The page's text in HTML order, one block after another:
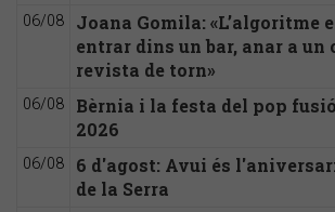
06/08
Joana Gomila: «L’algoritme
entrar dins un bar, anar a un
revista de torn»
06/08
Bèrnia i la festa del pop
2026
06/08
6 d'agost: Avui és
de la Serra